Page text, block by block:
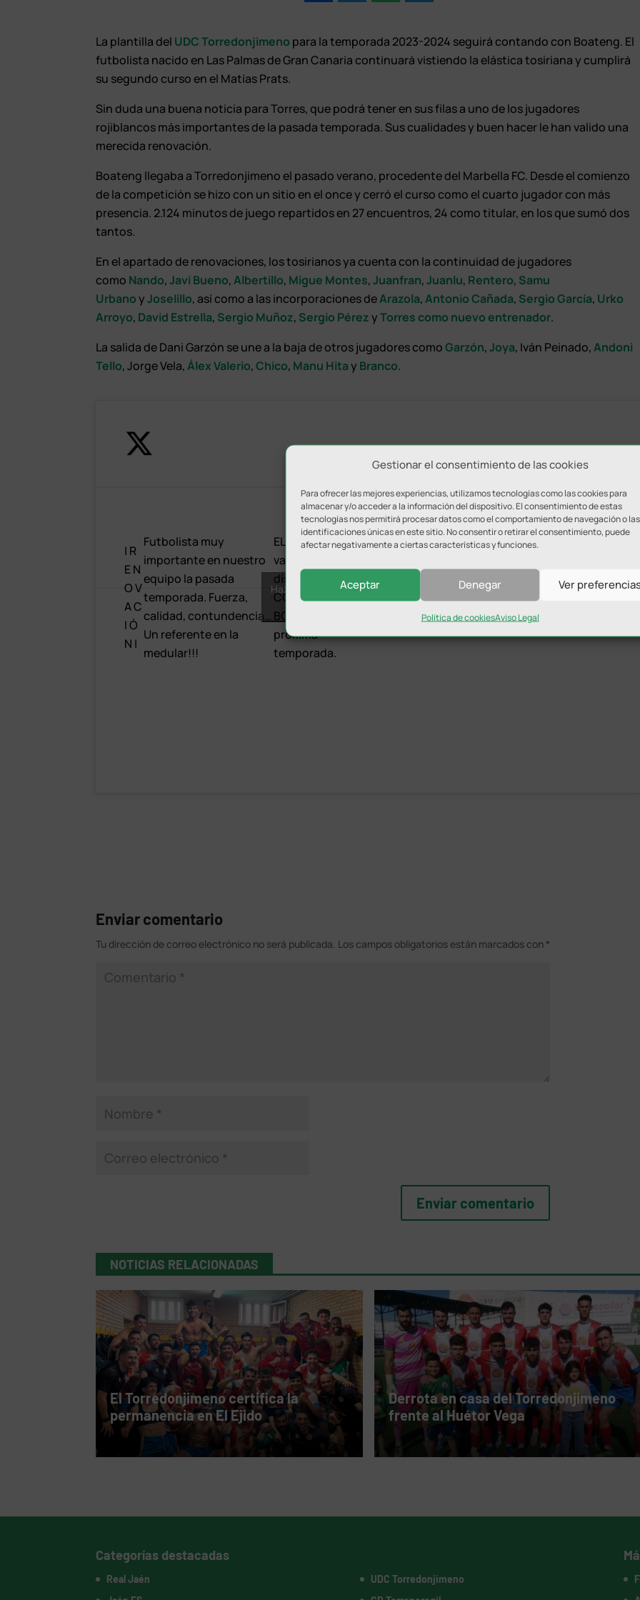
Gestionar el consentimiento de las cookies
Para ofrecer las mejores experiencias, utilizamos tecnologías como las cookies para
almacenar y/o acceder a la información del dispositivo. El consentimiento de estas
tecnologías nos permitirá procesar datos como el comportamiento de navegación o las
identificaciones únicas en este sitio. No consentir o retirar el consentimiento, puede
afectar negativamente a ciertas características y funciones.
Aceptar Denegar Ver
Política de cookiesAviso Legal
La plantilla del UDC Torredonjimeno para la temporada 2023-2024 seguirá contando con Boateng. El
futbolista nacido en Las Palmas de Gran Canaria continuará vistiendo la elástica tosiriana y cumplirá
su segundo curso en el Matías Prats.
Sin duda una buena noticia para Torres, que podrá tener en sus filas a uno de los jugadores
rojiblancos más importantes de la pasada temporada. Sus cualidades y buen hacer le han valido una
merecida renovación.
Boateng llegaba a Torredonjimeno el pasado verano, procedente del Marbella FC. Desde el comienzo
de la competición se hizo con un sitio en el once y cerró el curso como el cuarto jugador con más
presencia. 2.124 minutos de juego repartidos en 27 encuentros, 24 como titular, en los que sumó dos
tantos.
En el apartado de renovaciones, los tosirianos ya cuenta con la continuidad de jugadores
como Nando,Javi Bueno,Albertillo, Migue Montes,Juanfran,Juanlu, Rentero, Samu
UrbanoyJoselillo, así como a las incorporaciones deArazola,Antonio Cañada, Sergio García, Urko
Arroyo, David Estrella, Sergio Muñoz, Sergio PérezyTorres como nuevo entrenador.
La salida de Dani Garzón se une a la baja de otros jugadores comoGarzón,Joya, Iván Peinado,Andoni
Tello, Jorge Vela,Álex Valerio,Chico, Manu Hitay Branco.
| R
E N
O V
A C
I Ó
N |
Futbolista muy
importante en nuestro
equipo la pasada
temporada. Fuerza,
calidad, contundencia…
Un referente en la
medular!!!
EL Matías Prats
va a seguir
disfrutando del
COMANDANTE
BOATENG la
próxima
temporada.
Mucha suerte
@BoatengCristian!!!…
pic.twitter.com/fgTBg8Dt3X
— UDC
Torredonjimeno
(@UDCTOFICIAL)
July 12, 2023
Haz clic para aceptar cookies de marketing
y permitir este contenido
Enviar comentario
Tu dirección de correo electrónico no será publicada. Los campos obligatorios están marcados con *
NOTICIAS RELACIONADAS
El Torredonjimeno certifica la
permanencia en El Ejido
Derrota en casa del Torredonjimeno
frente al Huétor Vega
Categorías destacadas
Real Jaén
UDC Torredonjimeno